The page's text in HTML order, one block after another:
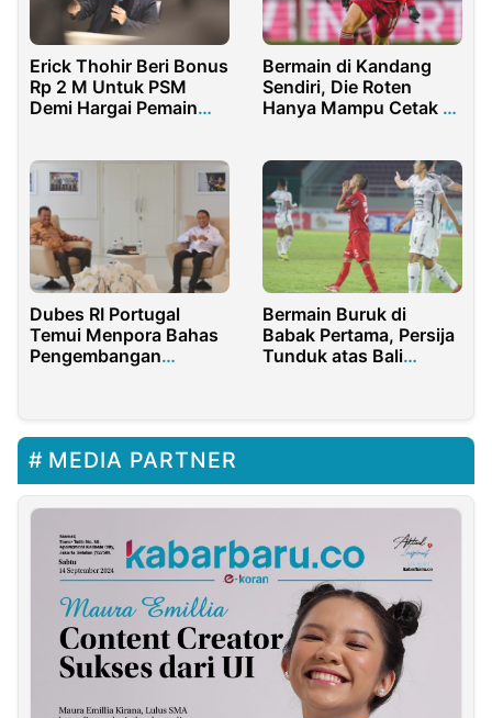
Erick Thohir Beri Bonus
Rp 2 M Untuk PSM
Demi Hargai Pemain
Bermain di Kandang
Sendiri, Die Roten
Hanya Mampu Cetak 1
Dubes RI Portugal
Temui Menpora Bahas
Pengembangan
Bermain Buruk di
Babak Pertama, Persija
Tunduk atas Bali
MEDIA PARTNER